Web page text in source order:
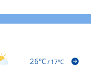
26°C/17°C